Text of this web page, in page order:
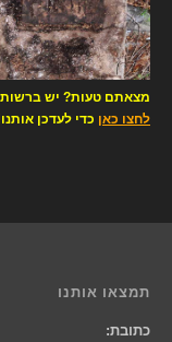
מצאתם טעות? יש
לחצו כאן כדי לעדכן
תמצאו אותנו
כתובת: